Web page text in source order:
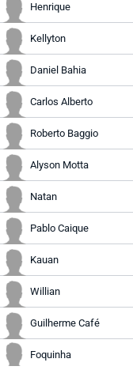
Henrique
Kellyton
Daniel Bahia
Carlos Alberto
Roberto Baggio
Alyson Motta
Natan
Pablo Caique
Kauan
Willian
Guilherme Café
Foquinha